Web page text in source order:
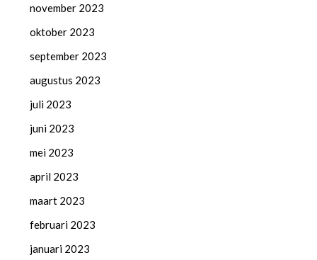
november 2023
oktober 2023
september 2023
augustus 2023
juli 2023
juni 2023
mei 2023
april 2023
maart 2023
februari 2023
januari 2023